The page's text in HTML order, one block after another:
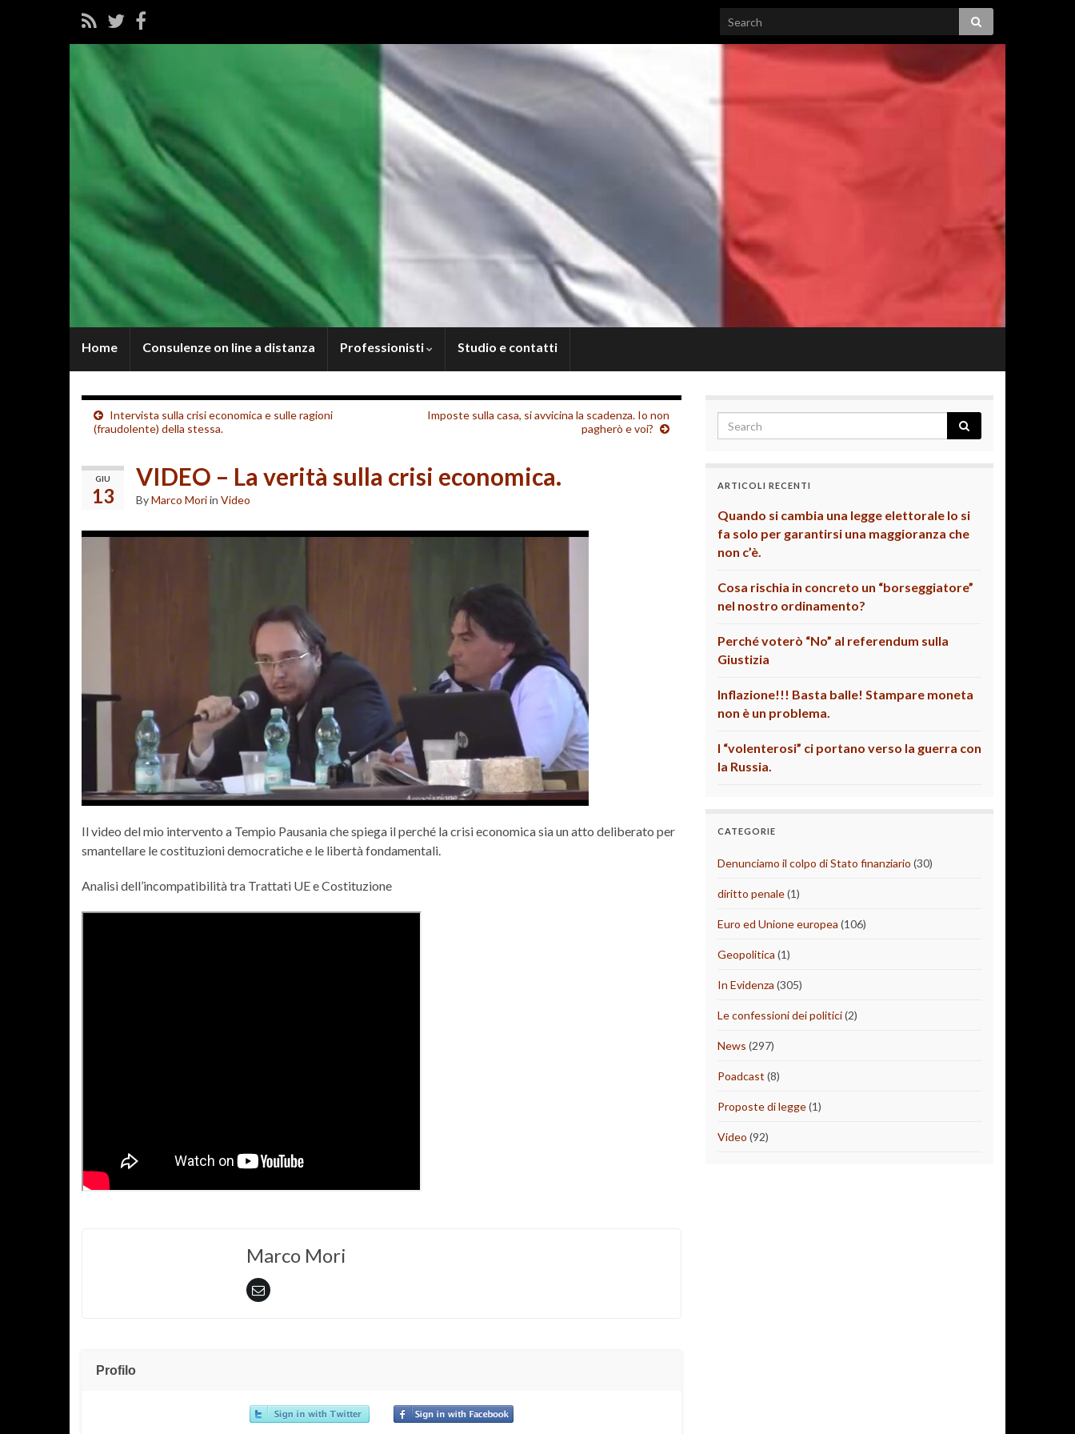
Home Consulenze on line a distanza Professionisti Studio e contatti
Intervista sulla crisi economica e sulle ragioni
(fraudolente) della stessa.
Imposte sulla casa, si avvicina la scadenza. Io non
pagherò e voi?
GIU
13
VIDEO – La verità sulla crisi economica.
ByMarco Moriin Video
Il video del mio intervento a Tempio Pausania che spiega il perché la crisi economica sia un atto deliberato per
smantellare le costituzioni democratiche e le libertà fondamentali.
Analisi dell’incompatibilità tra Trattati UE e Costituzione
Marco Mori
Profilo
ARTICOLI RECENTI
Quando si cambia una legge elettorale lo si
fa solo per garantirsi una maggioranza che
non c’è.
Cosa rischia in concreto un “borseggiatore”
nel nostro ordinamento?
Perché voterò “No” al referendum sulla
Giustizia
Inflazione!!! Basta balle! Stampare moneta
non è un problema.
I “volenterosi” ci portano verso la guerra con
la Russia.
CATEGORIE
Denunciamo il colpo di Stato finanziario (30)
diritto penale(1)
Euro ed Unione europea (106)
Geopolitica (1)
In Evidenza (305)
Le confessioni dei politici(2)
News (297)
Poadcast (8)
Proposte di legge(1)
Video (92)